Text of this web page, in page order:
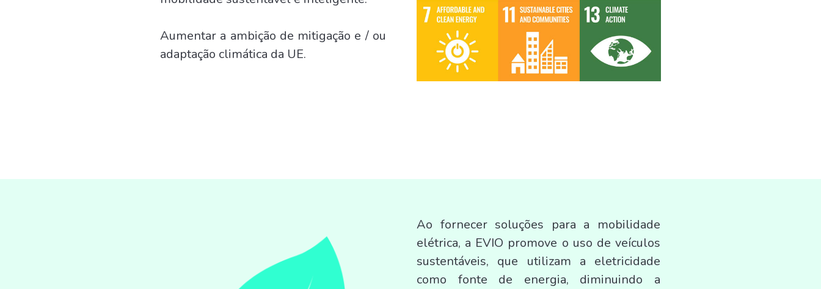
Aumentar a ambição de mitigação e / ou
adaptação climática da UE.
Ao fornecer soluções para a mobilidade
elétrica, a EVIO promove o uso de veículos
sustentáveis, que utilizam a eletricidade
como fonte de energia, diminuindo a